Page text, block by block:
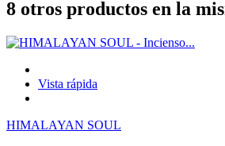
8 otros productos en la
Vista rápida
HIMALAYAN SOUL